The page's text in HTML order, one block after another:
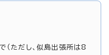
ただし、似島出張所は8